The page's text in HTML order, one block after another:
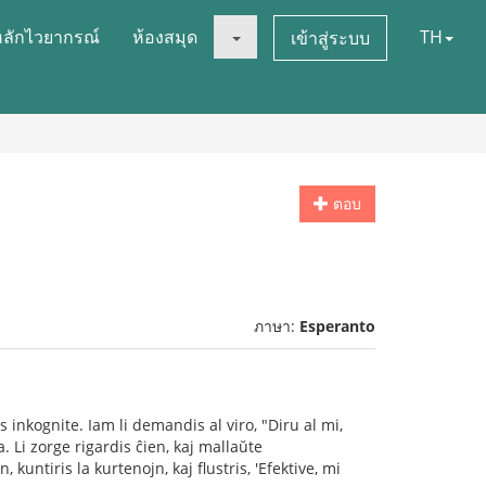
กไวยากรณ์ ห้องสมุด เข้าสู่ระบบ TH
ตอบ
ภาษา: Esperanto
inkognite. Iam li demandis al viro, "Diru al mi,
Li zorge rigardis ĉien, kaj mallaŭte
kuntiris la kurtenojn, kaj flustris, 'Efektive, mi